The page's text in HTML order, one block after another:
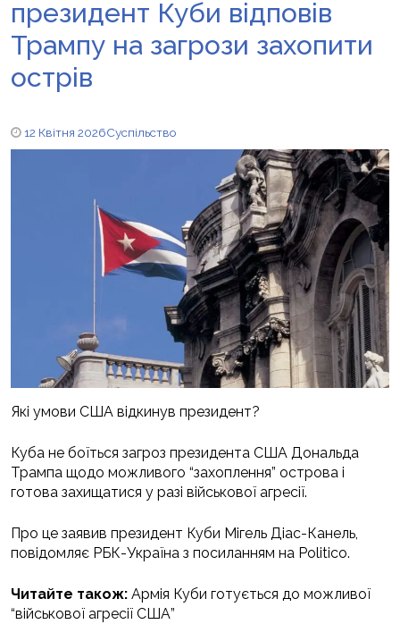
президент Куби відповів
Трампу на загрози захопити
острів
12 Квітня 2026Суспільство
Які умови США відкинув президент?
Куба не боїться загроз президента США Дональда
Трампа щодо можливого “захоплення” острова і
готова захищатися у разі військової агресії.
Про це заявив президент Куби Мігель Діас-Канель,
повідомляє РБК-Україна з посиланням на Politico.
Читайте також: Армія Куби готується до можливої
“військової агресії США”